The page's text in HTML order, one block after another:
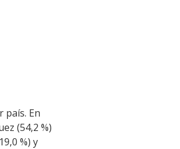
país. En
(54,2 %)
%) y